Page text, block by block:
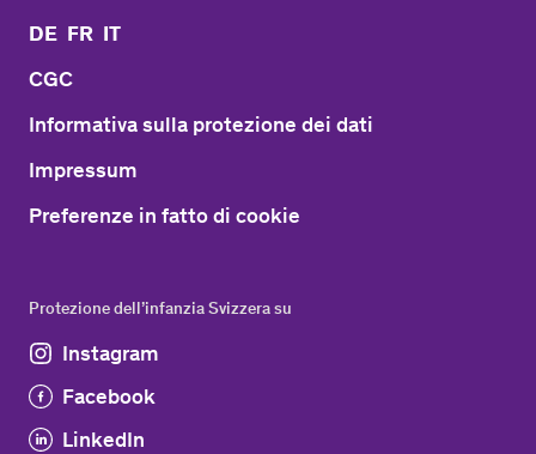
DE FR IT
CGC
Informativa sulla protezione dei dati
Impressum
Preferenze in fatto di cookie
Protezione dell’infanzia Svizzera su
Instagram
Facebook
LinkedIn